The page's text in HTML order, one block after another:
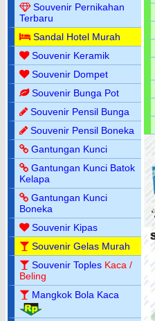
Souvenir Pernikahan
Terbaru
Sandal Hotel Murah
Souvenir Keramik
Souvenir Dompet
Souvenir Bunga Pot
Souvenir Pensil Bunga
Souvenir Pensil Boneka
Gantungan Kunci
Gantungan Kunci Batok
Kelapa
Gantungan Kunci
Boneka
Souvenir Kipas
Souvenir Gelas Murah
Souvenir Toples Kaca /
Beling
Mangkok Bola Kaca